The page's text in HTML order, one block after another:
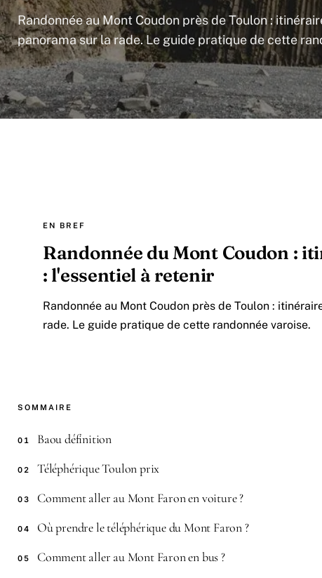
Randonnée au Mont Coudon près de Toulon :
panorama sur la rade. Le guide pratique de cette
EN BREF
Randonnée du Mont Coudon :
: l'essentiel à retenir
Randonnée au Mont Coudon près de Toulon :
rade. Le guide pratique de cette randonnée varoise.
SOMMAIRE
01 Baou définition
02 Téléphérique Toulon prix
03 Comment aller au Mont Faron en voiture ?
04 Où prendre le téléphérique du Mont Faron ?
05 Comment aller au Mont Faron en bus ?